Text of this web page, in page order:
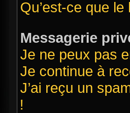
Qu’est-ce que le
Messagerie
Je ne peux pas
Je continue à
J’ai reçu un
!